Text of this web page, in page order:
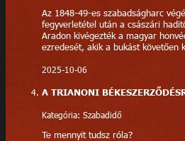
Az 1848-49-es szabadságharc
fegyverletétel után a császári
Aradon kivégezték a magyar
ezredesét, akik a bukást követően
2025-10-06
A TRIANONI
Kategória: Szabadidő
Te mennyit tudsz róla?